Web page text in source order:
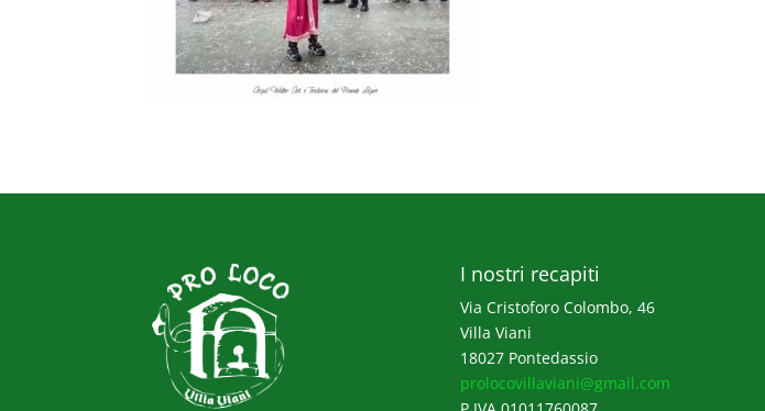
I nostri recapiti
Via Cristoforo Colombo, 46
Villa Viani
18027 Pontedassio
prolocovillaviani@gmail.com